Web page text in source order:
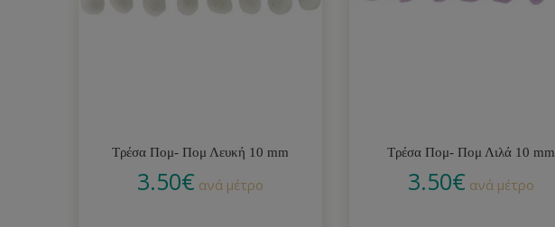
Τρέσα Πομ- Πομ Λευκή 10 mm
3.50€ ανά μέτρο
Τρέσα Πομ- Πομ Λιλά 10 mm
3.50€ ανά μέτρο